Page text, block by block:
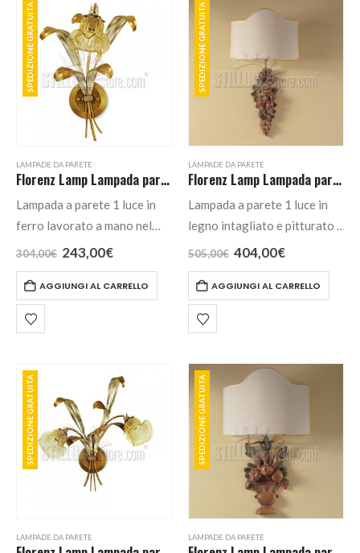
SPEDIZIONE GRATUITA
LAMPADE DA PARETE
Florenz Lamp Lampada parete 1 luce cod. 2240.01A
Lampada a parete 1 luce in
ferro lavorato a mano nel
colore foglia argento e oro
colore ambra.
304,00€ Il
prezzo
originale
era:
304,00€.
243,00€Il
attuale
è:
243,00€.
AGGIUNGI AL CARRELLO
SPEDIZIONE GRATUITA
LAMPADE DA PARETE
Florenz Lamp Lampada parete 1 Luce cod. 2278.A
Lampada a parete 1 luce in
legno intagliato e pitturato a
mano.
505,00€ Il
prezzo
originale
era:
505,00€.
404,00€Il
attuale
è:
404,00€.
AGGIUNGI AL CARRELLO
SPEDIZIONE GRATUITA
LAMPADE DA PARETE
SPEDIZIONE GRATUITA
LAMPADE DA PARETE